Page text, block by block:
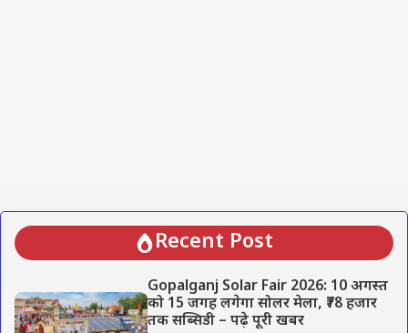
Recent Post
Gopalganj Solar Fair 2026: 10 अगस्त
को 15 जगह लगेगा सोलर मेला, ₹78 हजार
तक सब्सिडी – पढ़े पूरी खबर